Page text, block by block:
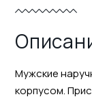
Мужские
корпусом.